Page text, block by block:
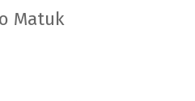
Matuk